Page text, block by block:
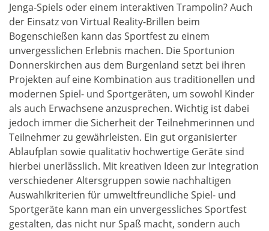
Jenga-Spiels oder einem interaktiven Trampolin? Auch
der Einsatz von Virtual Reality-Brillen beim
Bogenschießen kann das Sportfest zu einem
unvergesslichen Erlebnis machen. Die Sportunion
Donnerskirchen aus dem Burgenland setzt bei ihren
Projekten auf eine Kombination aus traditionellen und
modernen Spiel- und Sportgeräten, um sowohl Kinder
als auch Erwachsene anzusprechen. Wichtig ist dabei
jedoch immer die Sicherheit der Teilnehmerinnen und
Teilnehmer zu gewährleisten. Ein gut organisierter
Ablaufplan sowie qualitativ hochwertige Geräte sind
hierbei unerlässlich. Mit kreativen Ideen zur Integration
verschiedener Altersgruppen sowie nachhaltigen
Auswahlkriterien für umweltfreundliche Spiel- und
Sportgeräte kann man ein unvergessliches Sportfest
gestalten, das nicht nur Spaß macht, sondern auch